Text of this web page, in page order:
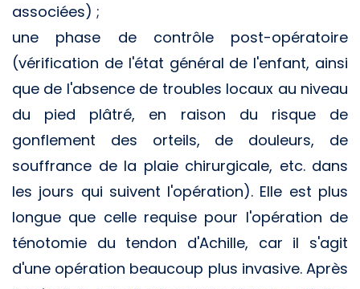
associées) ;
une phase de contrôle post-opératoire
(vérification de l'état général de l'enfant, ainsi
que de l'absence de troubles locaux au niveau
du pied plâtré, en raison du risque de
gonflement des orteils, de douleurs, de
souffrance de la plaie chirurgicale, etc. dans
les jours qui suivent l'opération). Elle est plus
longue que celle requise pour l'opération de
ténotomie du tendon d'Achille, car il s'agit
d'une opération beaucoup plus invasive. Après